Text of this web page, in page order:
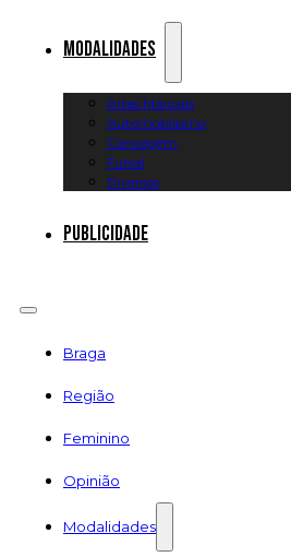
Modalidades
Artes Marciais
Automobilismo
Canoagem
Futsal
Diversos
Publicidade
Braga
Região
Feminino
Opinião
Modalidades